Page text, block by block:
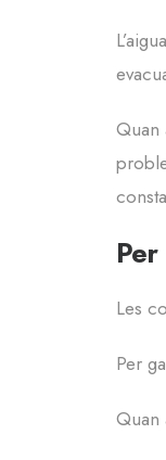
Quan
Les
Per
Quan